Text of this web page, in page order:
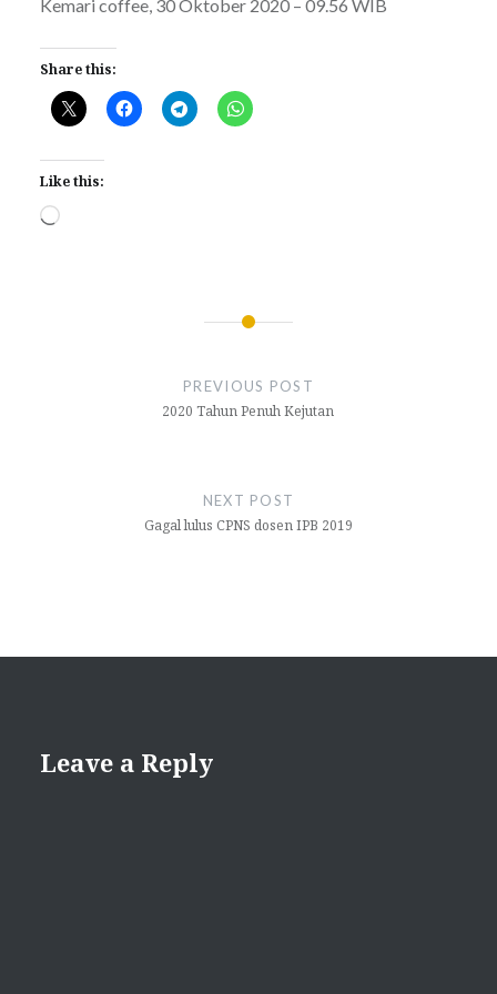
Kemari coffee, 30 Oktober 2020 – 09.56 WIB
Share this:
Like this:
Loading…
PREVIOUS POST
2020 Tahun Penuh Kejutan
NEXT POST
Gagal lulus CPNS dosen IPB 2019
Leave a Reply